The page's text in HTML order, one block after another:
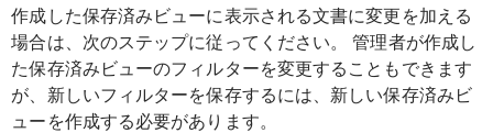
作成した保存済みビューに表示される文書に変更を加える
場合は、次のステップに従ってください。 管理者が作成し
た保存済みビューのフィルターを変更することもできます
が、新しいフィルターを保存するには、新しい保存済みビ
ューを作成する必要があります。